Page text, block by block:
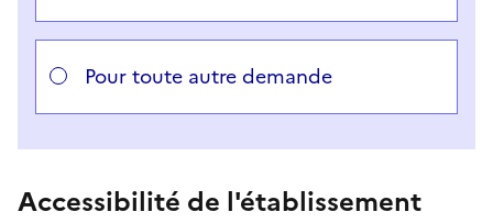
Pour toute autre demande
Accessibilité de l'établissement